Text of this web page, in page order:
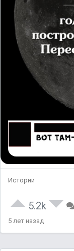
Истории
5.2k
5 лет назад